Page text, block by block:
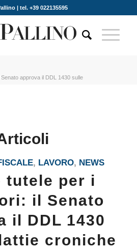
| tel. +39 022135595
approva il DDL 1430 sulle
, LAVORO, NEWS
tutele per i
il Senato
il DDL 1430
croniche